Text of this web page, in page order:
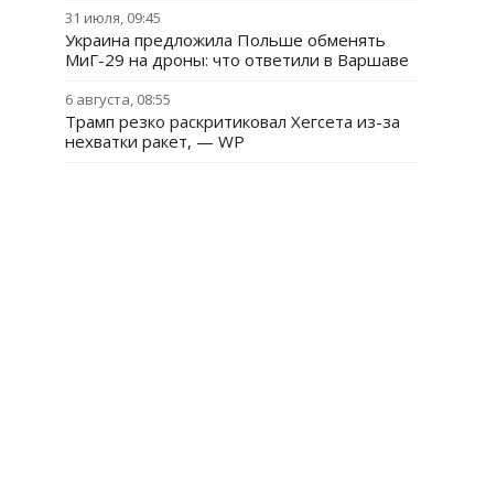
31 июля, 09:45
Украина предложила Польше обменять
МиГ-29 на дроны: что ответили в Варшаве
6 августа, 08:55
Трамп резко раскритиковал Хегсета из-за
нехватки ракет, — WP